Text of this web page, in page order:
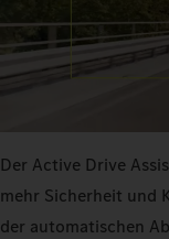
Der Active Drive
mehr Sicherheit und
der automatischen